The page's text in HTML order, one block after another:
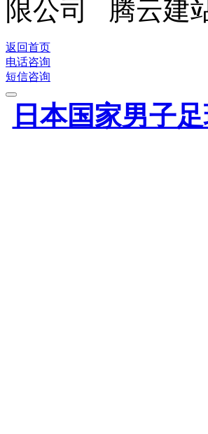
限公司 腾云建
返回首页
电话咨询
短信咨询
日本国家男子